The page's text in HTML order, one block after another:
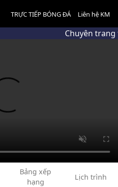
TRỰC TIẾP BÓNG ĐÁ Liên hệ KM
Chuyên
Bảng xếp
hạng
Lịch trình